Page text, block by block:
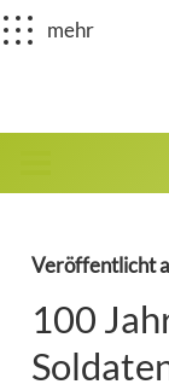
mehr
Veröffentlicht
100